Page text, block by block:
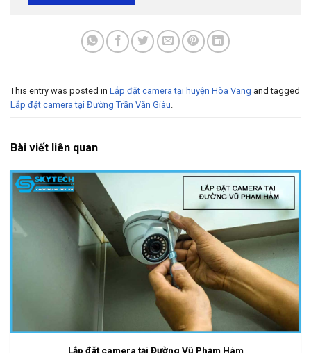
This entry was posted in Lắp đặt camera tại huyện Hòa Vang and tagged
Lắp đặt camera tại Đường Trần Văn Giàu
Bài viết liên quan
Lắp đặt camera tại Đường Vũ Phạm Hàm